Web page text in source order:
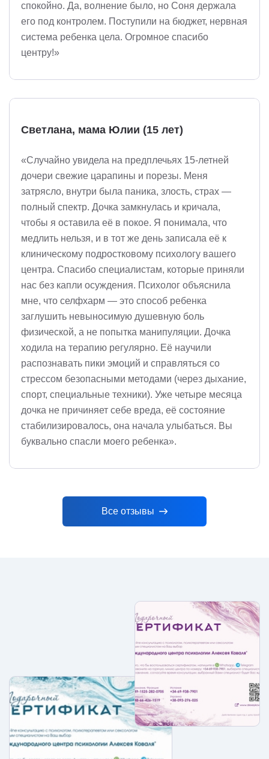
спокойно. Да, волнение было, но Соня держала
его под контролем. Поступили на бюджет, нервная
система ребенка цела. Огромное спасибо
центру!»
Светлана, мама Юлии (15 лет)
«Случайно увидела на предплечьях 15-летней
дочери свежие царапины и порезы. Меня
затрясло, внутри была паника, злость, страх —
полный спектр. Дочка замкнулась и кричала,
чтобы я оставила её в покое. Я понимала, что
медлить нельзя, и в тот же день записала её к
клиническому подростковому психологу вашего
центра. Спасибо специалистам, которые приняли
нас без капли осуждения. Психолог объяснила
мне, что селфхарм — это способ ребенка
заглушить невыносимую душевную боль
физической, а не попытка манипуляции. Дочка
ходила на терапию регулярно. Её научили
распознавать пики эмоций и справляться со
стрессом безопасными методами (через дыхание,
спорт, специальные техники). Уже четыре месяца
дочка не причиняет себе вреда, её состояние
стабилизировалось, она начала улыбаться. Вы
буквально спасли моего ребенка».
Все отзывы